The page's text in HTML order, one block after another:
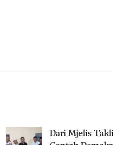
Dari Mjelis